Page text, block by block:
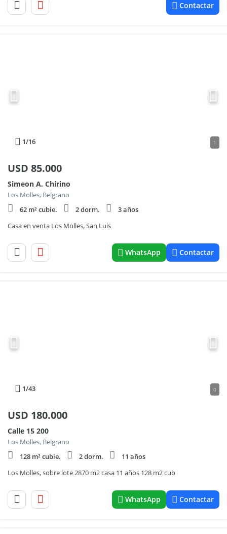
Contactar
1/16 1
USD 85.000
Simeon A. Chirino
Los Molles, Belgrano
62 m² cubie.
2 dorm.
3 años
Casa en venta Los Molles, San Luis
WhatsApp Contactar
1/43 0
USD 180.000
Calle 15 200
Los Molles, Belgrano
128 m² cubie.
2 dorm.
11 años
Los Molles, sobre lote 2870 m2 casa 11 años 128 m2 cub
WhatsApp Contactar